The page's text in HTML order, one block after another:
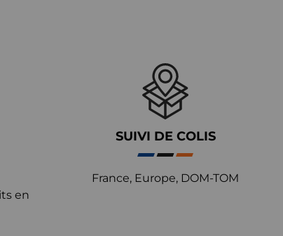
en
SUIVI DE COLIS
France, Europe, DOM-TOM